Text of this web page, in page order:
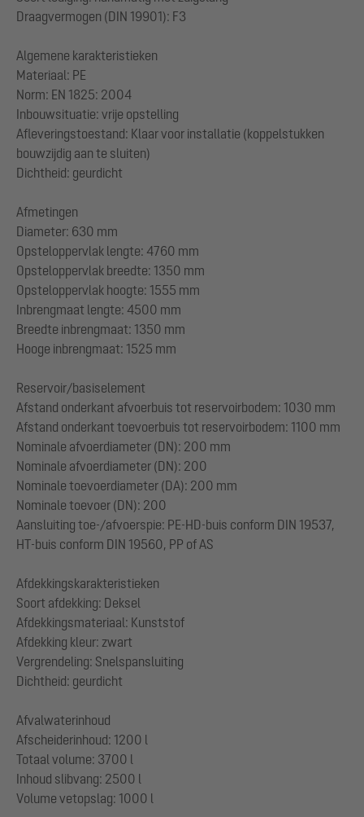
Draagvermogen (DIN 19901): F3
Algemene karakteristieken
Materiaal: PE
Norm: EN 1825: 2004
Inbouwsituatie: vrije opstelling
Afleveringstoestand: Klaar voor installatie (koppelstukken
bouwzijdig aan te sluiten)
Dichtheid: geurdicht
Afmetingen
Diameter: 630 mm
Opsteloppervlak lengte: 4760 mm
Opsteloppervlak breedte: 1350 mm
Opsteloppervlak hoogte: 1555 mm
Inbrengmaat lengte: 4500 mm
Breedte inbrengmaat: 1350 mm
Hooge inbrengmaat: 1525 mm
Reservoir/basiselement
Afstand onderkant afvoerbuis tot reservoirbodem: 1030 mm
Afstand onderkant toevoerbuis tot reservoirbodem: 1100 mm
Nominale afvoerdiameter (DN): 200 mm
Nominale afvoerdiameter (DN): 200
Nominale toevoerdiameter (DA): 200 mm
Nominale toevoer (DN): 200
Aansluiting toe-/afvoerspie: PE-HD-buis conform DIN 19537,
HT-buis conform DIN 19560, PP of AS
Afdekkingskarakteristieken
Soort afdekking: Deksel
Afdekkingsmateriaal: Kunststof
Afdekking kleur: zwart
Vergrendeling: Snelspansluiting
Dichtheid: geurdicht
Afvalwaterinhoud
Afscheiderinhoud: 1200 l
Totaal volume: 3700 l
Inhoud slibvang: 2500 l
Volume vetopslag: 1000 l